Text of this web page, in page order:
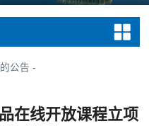
公告 -
在线开放课程立项